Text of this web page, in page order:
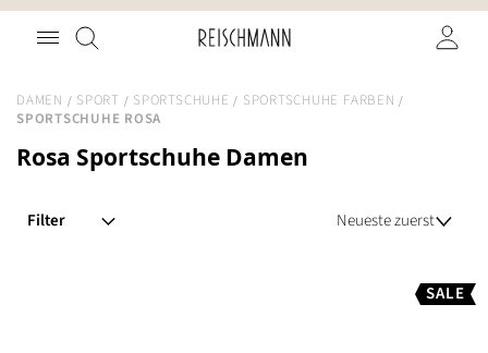
Zum
Inhalt
Suche
DAMEN SPORT SPORTSCHUHE
SPORTSCHUHE FARBEN
SPORTSCHUHE ROSA
Rosa Sportschuhe Damen
SALE
Filter